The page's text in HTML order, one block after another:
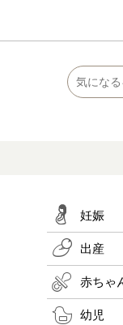
妊娠
出産
赤ちゃ
幼児